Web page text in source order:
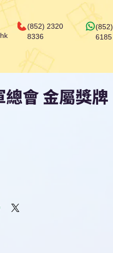
(852) 2320
8336
6185
總會 金屬獎牌